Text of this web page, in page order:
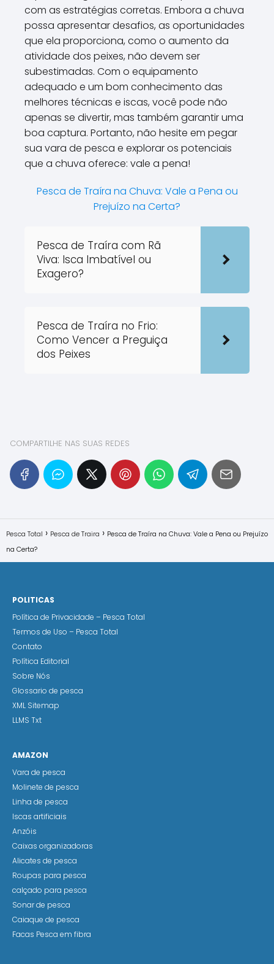
com as estratégias corretas. Embora a chuva
possa apresentar desafios, as oportunidades
que ela proporciona, como o aumento da
atividade dos peixes, não devem ser
subestimadas. Com o equipamento
adequado e um bom conhecimento das
melhores técnicas e iscas, você pode não
apenas se divertir, mas também garantir uma
boa captura. Portanto, não hesite em pegar
sua vara de pesca e explorar os potenciais
que a chuva oferece: vale a pena!
Pesca de Traíra na Chuva: Vale a Pena ou
Prejuízo na Certa?
Pesca de Traíra com Rã
Viva: Isca Imbatível ou
Exagero?
Pesca de Traíra no Frio:
Como Vencer a Preguiça
dos Peixes
COMPARTILHE NAS SUAS REDES
Pesca Total Pesca de Traira
Pesca de Traíra na Chuva: Vale a Pena ou Prejuízo
na Certa?
POLITICAS
Política de Privacidade – Pesca Total
Termos de Uso – Pesca Total
Contato
Política Editorial
Sobre Nós
Glossario de pesca
XML Sitemap
LLMS Txt
AMAZON
Vara de pesca
Molinete de pesca
Linha de pesca
Iscas artificiais
Anzóis
Caixas organizadoras
Alicates de pesca
Roupas para pesca
calçado para pesca
Sonar de pesca
Caiaque de pesca
Facas Pesca em fibra